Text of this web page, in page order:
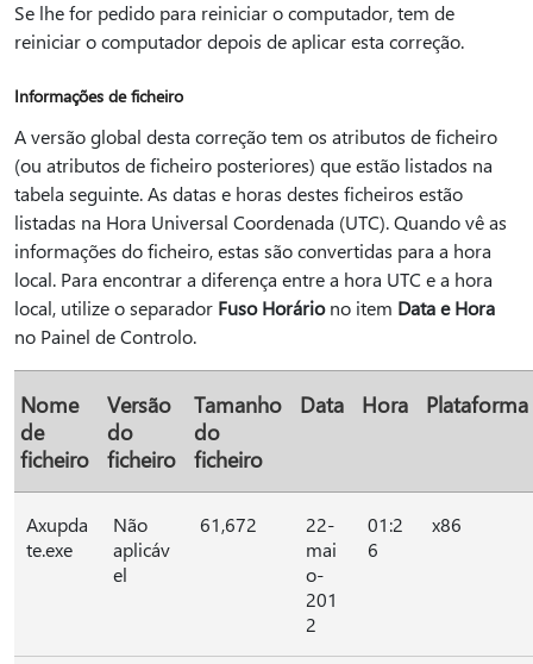
Se lhe for pedido para reiniciar o computador, tem de
reiniciar o computador depois de aplicar esta correção.
Informações de ficheiro
A versão global desta correção tem os atributos de ficheiro
(ou atributos de ficheiro posteriores) que estão listados na
tabela seguinte. As datas e horas destes ficheiros estão
listadas na Hora Universal Coordenada (UTC). Quando vê as
informações do ficheiro, estas são convertidas para a hora
local. Para encontrar a diferença entre a hora UTC e a hora
local, utilize o separador Fuso Horáriono item Data e Hora
no Painel de Controlo.
Nome
de
ficheiro
Versão
do
ficheiro
Tamanho
do
ficheiro
Data Hora Plataforma
Axupda
te.exe
Não
aplicáv
el
61,672
22-
mai
o-
201
2
01:2
6
x86